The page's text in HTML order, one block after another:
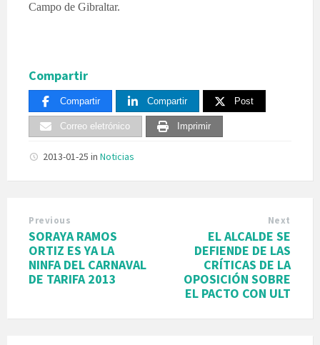
Campo de Gibraltar.
Compartir
Compartir Compartir Post
Correo eletrónico Imprimir
2013-01-25 in Noticias
Previous
SORAYA RAMOS
ORTIZ ES YA LA
NINFA DEL CARNAVAL
DE TARIFA 2013
Next
EL ALCALDE SE
DEFIENDE DE LAS
CRÍTICAS DE LA
OPOSICIÓN SOBRE
EL PACTO CON ULT